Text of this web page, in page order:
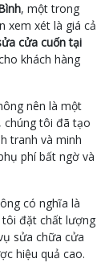
, một trong
xem xét là giá cả
cửa cuốn tại
khách hàng
nên là một
chúng tôi đã tạo
tranh và minh
phí bất ngờ và
có nghĩa là
tôi đặt chất lượng
sửa chữa cửa
hiệu quả cao.